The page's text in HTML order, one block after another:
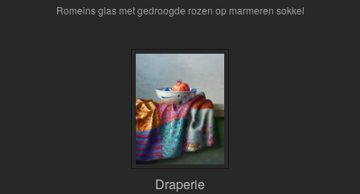
Romeins glas met gedroogde rozen op marmeren sokkel
Draperie